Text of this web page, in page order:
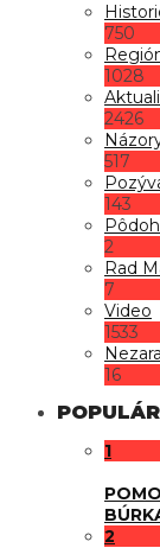
750
1028
2426
517
143
2
Rad
7
Video
1533
16
1
2